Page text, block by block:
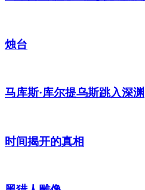
烛台
马库斯·库尔提乌斯跳入深渊
时间揭开的真相